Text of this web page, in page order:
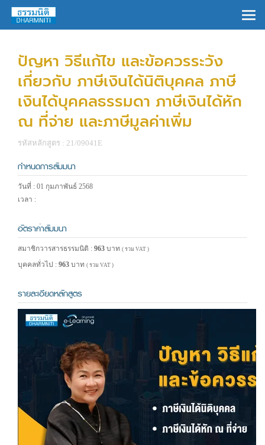
ปัญหา วิธีแก้ไข และข้อควรระวัง
เกี่ยวกับ ภาษีเงินได้นิติบุคคล ภาษี
เงินได้บุคคลธรรมดา ภาษีเงินได้หัก
ณ ที่จ่าย และภาษีมูลค่าเพิ่ม
รหัสหลักสูตร : 21/09041E
กำหนดการสัมมนา
วันที่ : 01 กุมภาพันธ์ 2568
เวลา :
อัตราค่าสัมมนา
สมาชิกวารสารธรรมนิติ : 963 บาท ( รวม VAT )
บุคคลทั่วไป : 963 บาท ( รวม VAT )
รายละเอียดหลักสูตร
×